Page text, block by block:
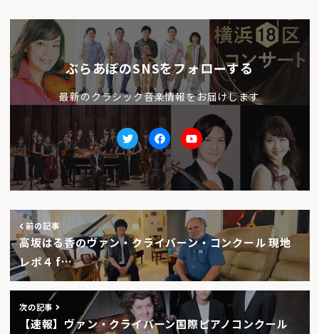
ぶらあぼのSNSをフォローする
最新のクラシック音楽情報をお届けします
TwitterfacebookYoutube
前の記事
高坂はる香のヴァン・クライバーン・コンクール 現地
レポ４ f…
次の記事
【速報】ヴァン・クライバーン国際ピアノコンクール